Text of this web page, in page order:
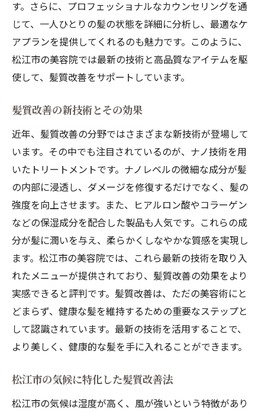
す。さらに、プロフェッショナルなカウンセリングを通
じて、一人ひとりの髪の状態を詳細に分析し、最適なケ
アプランを提供してくれるのも魅力です。このように、
松江市の美容院では最新の技術と高品質なアイテムを駆
使して、髪質改善をサポートしています。
髪質改善の新技術とその効果
近年、髪質改善の分野ではさまざまな新技術が登場して
います。その中でも注目されているのが、ナノ技術を用
いたトリートメントです。ナノレベルの微細な成分が髪
の内部に浸透し、ダメージを修復するだけでなく、髪の
強度を向上させます。また、ヒアルロン酸やコラーゲン
などの保湿成分を配合した製品も人気です。これらの成
分が髪に潤いを与え、柔らかくしなやかな質感を実現し
ます。松江市の美容院では、これら最新の技術を取り入
れたメニューが提供されており、髪質改善の効果をより
実感できると評判です。髪質改善は、ただの美容術にと
どまらず、健康な髪を維持するための重要なステップと
して認識されています。最新の技術を活用することで、
より美しく、健康的な髪を手に入れることができます。
松江市の気候に特化した髪質改善法
松江市の気候は湿度が高く、風が強いという特徴があり